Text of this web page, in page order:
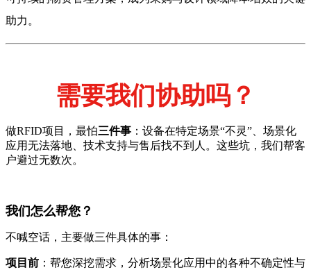
助力。
需要我们协助吗？
做RFID项目，最怕三件事 ：设备在特定场景“不灵”、场景化
应用无法落地、技术支持与售后找不到人。这些坑，我们帮客
户避过无数次。
我们怎么帮您？
不喊空话，主要做三件具体的事：
项目前 ：帮您深挖需求，分析场景化应用中的各种不确定性与